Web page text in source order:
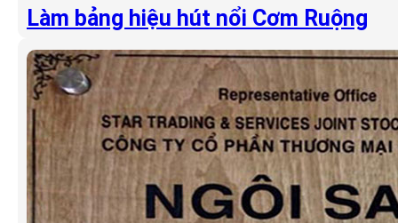
Làm bảng hiệu hút nổi Cơm Ruộng